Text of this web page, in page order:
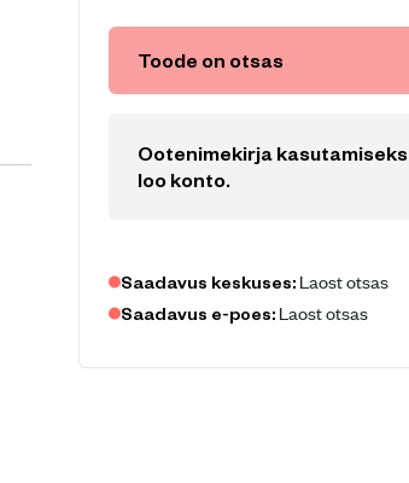
Toode on otsas
Ootenimekirja
loo konto.
Saadavus keskuses: Laost otsas
Saadavus e-poes: Laost otsas